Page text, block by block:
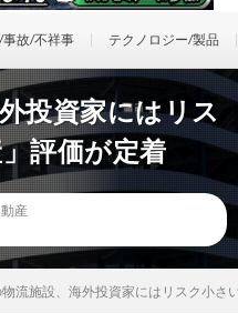
事故/不祥事 テクノロジー/製品
投資家にはリス
評価が定着
産
物流施設、海外投資家にはリスク小さ